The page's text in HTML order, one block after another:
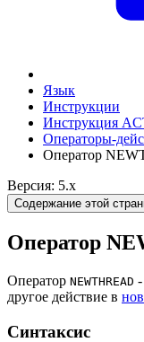
Язык
Инструкции
Инструкция
Операторы-
Оператор
Версия: 5.x
Содержание этой
Оператор
Оператор NEWTHREAD
другое действие в
Синтаксис